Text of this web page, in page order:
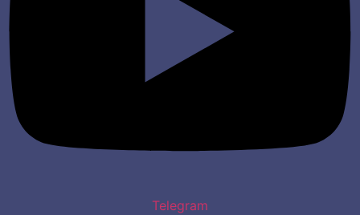
Telegram